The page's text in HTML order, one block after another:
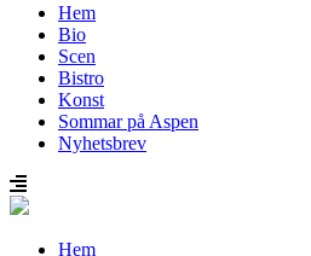
Hem
Bio
Scen
Bistro
Konst
Sommar på Aspen
Nyhetsbrev
Hem